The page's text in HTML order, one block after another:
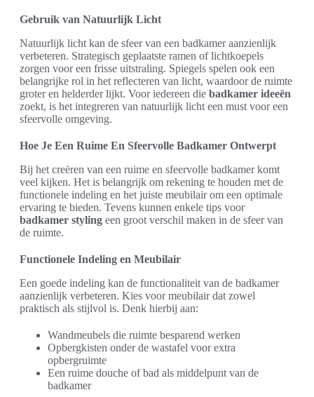
Gebruik van Natuurlijk Licht
Natuurlijk licht kan de sfeer van een badkamer aanzienlijk
verbeteren. Strategisch geplaatste ramen of lichtkoepels
zorgen voor een frisse uitstraling. Spiegels spelen ook een
belangrijke rol in het reflecteren van licht, waardoor de ruimte
groter en helderder lijkt. Voor iedereen die badkamer ideeën
zoekt, is het integreren van natuurlijk licht een must voor een
sfeervolle omgeving.
Hoe Je Een Ruime En Sfeervolle Badkamer Ontwerpt
Bij het creëren van een ruime en sfeervolle badkamer komt
veel kijken. Het is belangrijk om rekening te houden met de
functionele indeling en het juiste meubilair om een optimale
ervaring te bieden. Tevens kunnen enkele tips voor
badkamer styling een groot verschil maken in de sfeer van
de ruimte.
Functionele Indeling en Meubilair
Een goede indeling kan de functionaliteit van de badkamer
aanzienlijk verbeteren. Kies voor meubilair dat zowel
praktisch als stijlvol is. Denk hierbij aan:
Wandmeubels die ruimte besparend werken
Opbergkisten onder de wastafel voor extra
opbergruimte
Een ruime douche of bad als middelpunt van de
badkamer